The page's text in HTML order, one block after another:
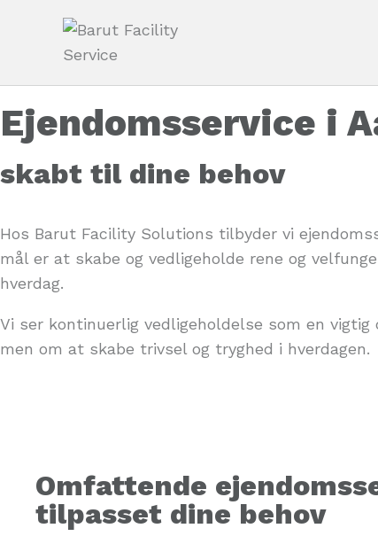
Ejendomsservice i
skabt til dine behov
Hos Barut Facility Solutions tilbyder vi
mål er at skabe og vedligeholde rene og
hverdag.
Vi ser kontinuerlig vedligeholdelse som en
men om at skabe trivsel og tryghed i hverdagen.
Omfattende
tilpasset dine behov